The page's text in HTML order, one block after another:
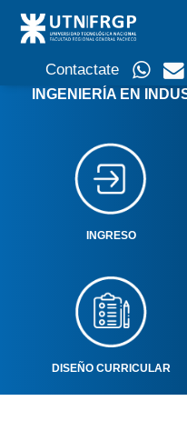
Contactate
INGENIERÍA EN
INGRESO
DISEÑO CURRICULAR